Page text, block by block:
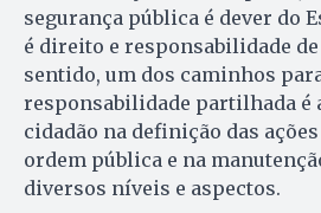
segurança pública é dever do
é direito e responsabilidade de
sentido, um dos caminhos
responsabilidade partilhada é
cidadão na definição das
ordem pública e na
diversos níveis e aspectos.